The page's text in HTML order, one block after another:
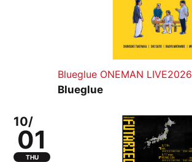
Blueglue ONEMAN LIVE2026
Blueglue
10/
01
THU